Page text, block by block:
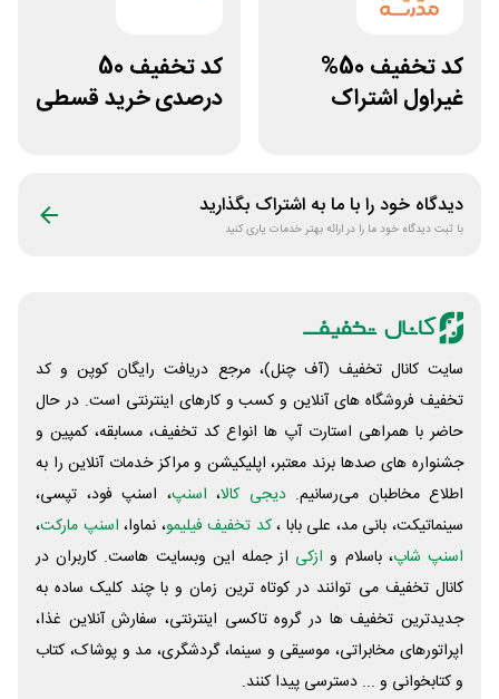
کد تخفیف 50%
غیراول اشتراک
کد تخفیف 50
درصدی خرید قسطی
دیدگاه خود را با ما به اشتراک بگذارید
با ثبت دیدگاه خود ما را در ارائه بهتر خدمات یاری کنید
سایت کانال تخفیف (آف چنل)، مرجع دریافت رایگان کوپن و کد
تخفیف فروشگاه های آنلاین و کسب و‌ کارهای اینترنتی است. در حال
حاضر با همراهی استارت آپ ها انواع کد تخفیف، مسابقه، کمپین و
جشنواره های صدها برند معتبر، اپلیکیشن و مراکز خدمات آنلاین را به
اطلاع مخاطبان می‌رسانیم. دیجی کالا، اسنپ، اسنپ فود، تپسی،
سینماتیکت، بانی مد، علی‌ بابا ،کد تخفیف فیلیمو، نماوا، اسنپ مارکت،
اسنپ شاپ، باسلام و ازکی از جمله این وبسایت ‌هاست. کاربران در
کانال تخفیف می توانند در کوتاه ترین زمان و با چند کلیک ساده به
جدیدترین تخفیف ها در گروه تاکسی اینترنتی، سفارش آنلاین غذا،
اپراتورهای مخابراتی، موسیقی و سینما، گردشگری، مد و پوشاک، کتاب
و کتابخوانی و ... دسترسی پیدا کنند.